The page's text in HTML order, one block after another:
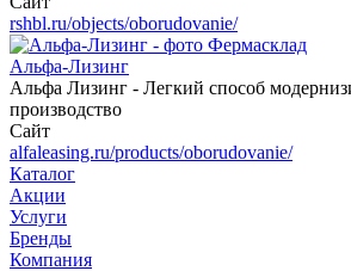
rshbl.ru/objects/oborudovanie/
Альфа-Лизинг
Альфа Лизинг - Легкий способ
производство
Сайт
alfaleasing.ru/products/oborudovanie/
Каталог
Акции
Услуги
Бренды
Компания